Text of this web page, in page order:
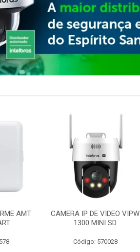
AMT
CAMERA IP DE VIDEO VIPW
1300 MINI SD
Código: 570028